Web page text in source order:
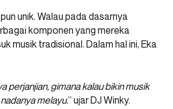
unik. Walau pada dasarnya
komponen yang mereka
musik tradisional. Dalam hal ini, Eka
perjanjian, gimana kalau bikin musik
melayu.” ujar DJ Winky.